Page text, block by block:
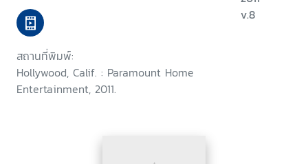
สถานที่พิมพ์:
Hollywood, Calif. : Paramount Home
Entertainment, 2011.
v.8